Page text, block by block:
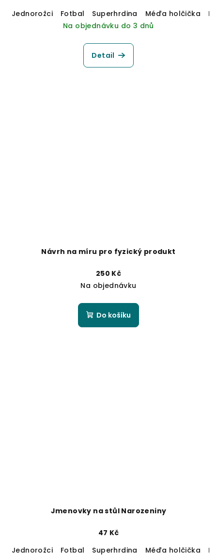
Jednorožci
Fotbal Superhrdina Méďa holčička
Na objednávku do 3 dnů
Detail
Návrh na míru pro fyzický produkt
250 Kč
Na objednávku
Do košíku
Jmenovky na stůl Narozeniny
47 Kč
Jednorožci
Fotbal Superhrdina Méďa holčička